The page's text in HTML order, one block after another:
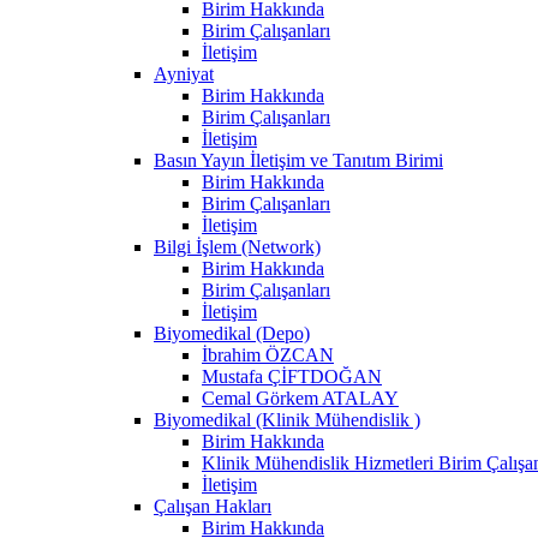
Birim Hakkında
Birim Çalışanları
İletişim
Ayniyat
Birim Hakkında
Birim Çalışanları
İletişim
Basın Yayın İletişim ve Tanıtım Birimi
Birim Hakkında
Birim Çalışanları
İletişim
Bilgi İşlem (Network)
Birim Hakkında
Birim Çalışanları
İletişim
Biyomedikal (Depo)
İbrahim ÖZCAN
Mustafa ÇİFTDOĞAN
Cemal Görkem ATALAY
Biyomedikal (Klinik Mühendislik )
Birim Hakkında
Klinik Mühendislik Hizmetleri Birim
İletişim
Çalışan Hakları
Birim Hakkında